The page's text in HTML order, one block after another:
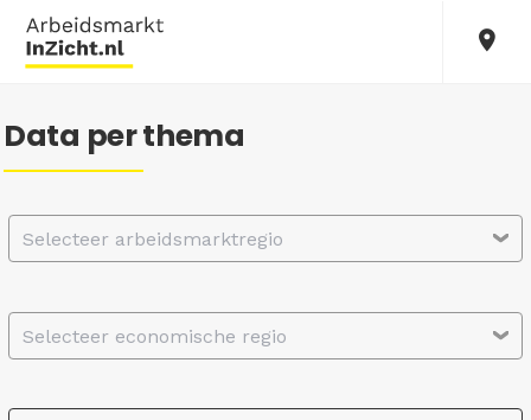
Data per thema
Selecteer arbeidsmarktregio
Selecteer economische regio